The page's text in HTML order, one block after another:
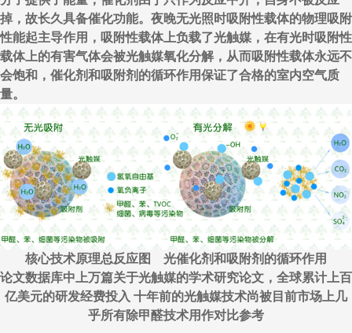
掉，故长久具备催化功能。夜晚无光照时吸附性载体的物理吸附
性能起主导作用，吸附性载体上负载了光触媒，在有光时吸附性
载体上的有害气体会被光触媒氧化分解，从而吸附性载体永远不
会饱和，催化剂和吸附剂的循环作用保证了合格的室内空气质
量。
核心技术原理总反应图 光催化剂和吸附剂的循环作用
论文数据库中上万篇关于光触媒的学术研究论文，全球累计上百
亿美元的研发经费投入 十年前的光触媒技术尚被目前市场上几
乎所有除甲醛技术用作对比参考